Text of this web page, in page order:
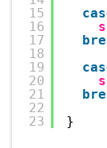
15
16
17
18
19
20
21
22
23
}